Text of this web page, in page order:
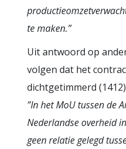
te maken.”
Uit antwoord op
volgen dat het
dichtgetimmerd
”In het MoU tussen de
Nederlandse overheid
geen relatie gelegd